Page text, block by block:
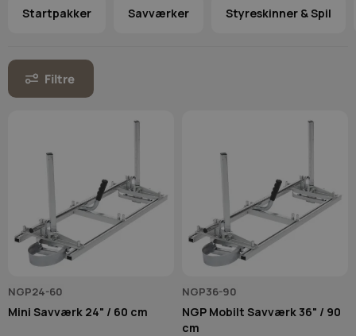
Startpakker Savværker Styreskinner & Spil
Filtre
NGP24-60
Mini Savværk 24" / 60 cm
NGP36-90
NGP Mobilt Savværk 36" / 90
cm